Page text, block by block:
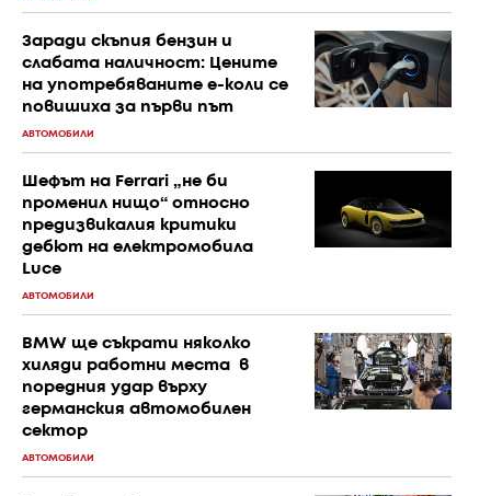
Заради скъпия бензин и
слабата наличност: Цените
на употребяваните е-коли се
повишиха за първи път
АВТОМОБИЛИ
Шефът на Ferrari „не би
променил нищо“ относно
предизвикалия критики
дебют на електромобила
Luce
АВТОМОБИЛИ
BMW ще съкрати няколко
хиляди работни места в
поредния удар върху
германския автомобилен
сектор
АВТОМОБИЛИ